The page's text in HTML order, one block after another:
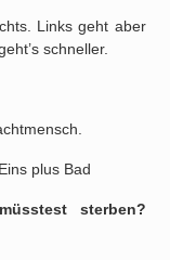
Links geht aber
schneller.
Eins plus Bad
sterben?